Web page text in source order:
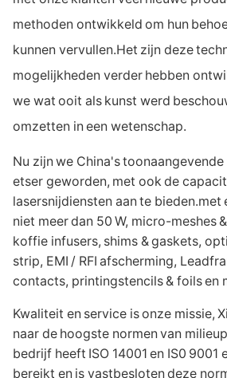
methoden ontwikkeld om hun
kunnen vervullen.Het zijn deze
mogelijkheden verder hebben
we wat ooit als kunst werd
omzetten in een wetenschap.
Nu zijn we China's
etser geworden, met ook de
lasersnijdiensten aan te bieden.met
niet meer dan 50 W, micro-meshes
koffie infusers, shims & gaskets,
strip, EMI / RFI afscherming,
contacts, printingstencils & foils en
Kwaliteit en service is onze missie,
naar de hoogste normen van
bedrijf heeft ISO 14001 en IS0 9001
bereikt en is vastbesloten deze